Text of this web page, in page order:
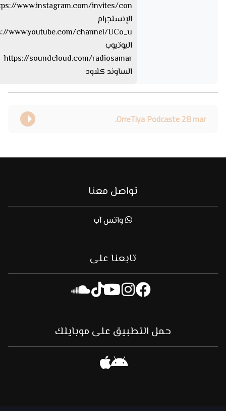
الإنستجرام
اليوتيوب
https://soundcloud.com/radiosamar
الساوند كلاود
OrreTiya Podcaste 28 mar.
تواصل معنا
واتس آب
تابعنا على
حمل التطبيق على موبايلك